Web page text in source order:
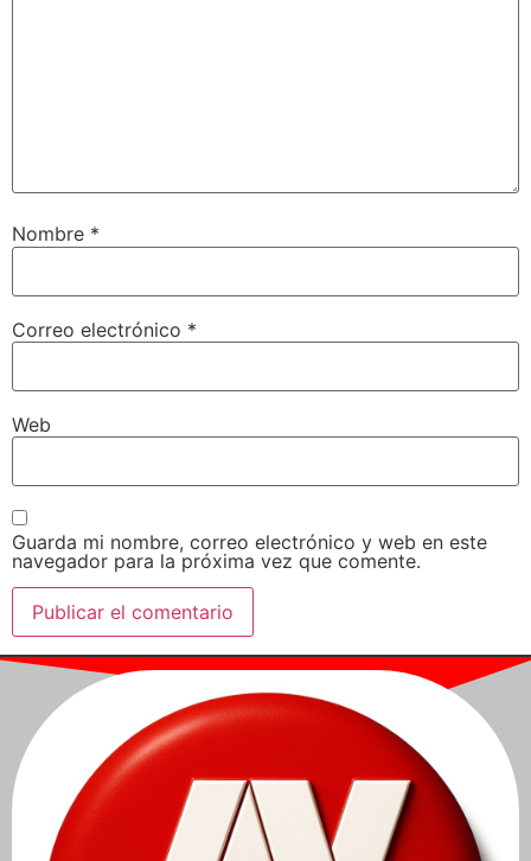
Nombre *
Correo electrónico *
Web
Guarda mi nombre, correo electrónico y web en este
navegador para la próxima vez que comente.